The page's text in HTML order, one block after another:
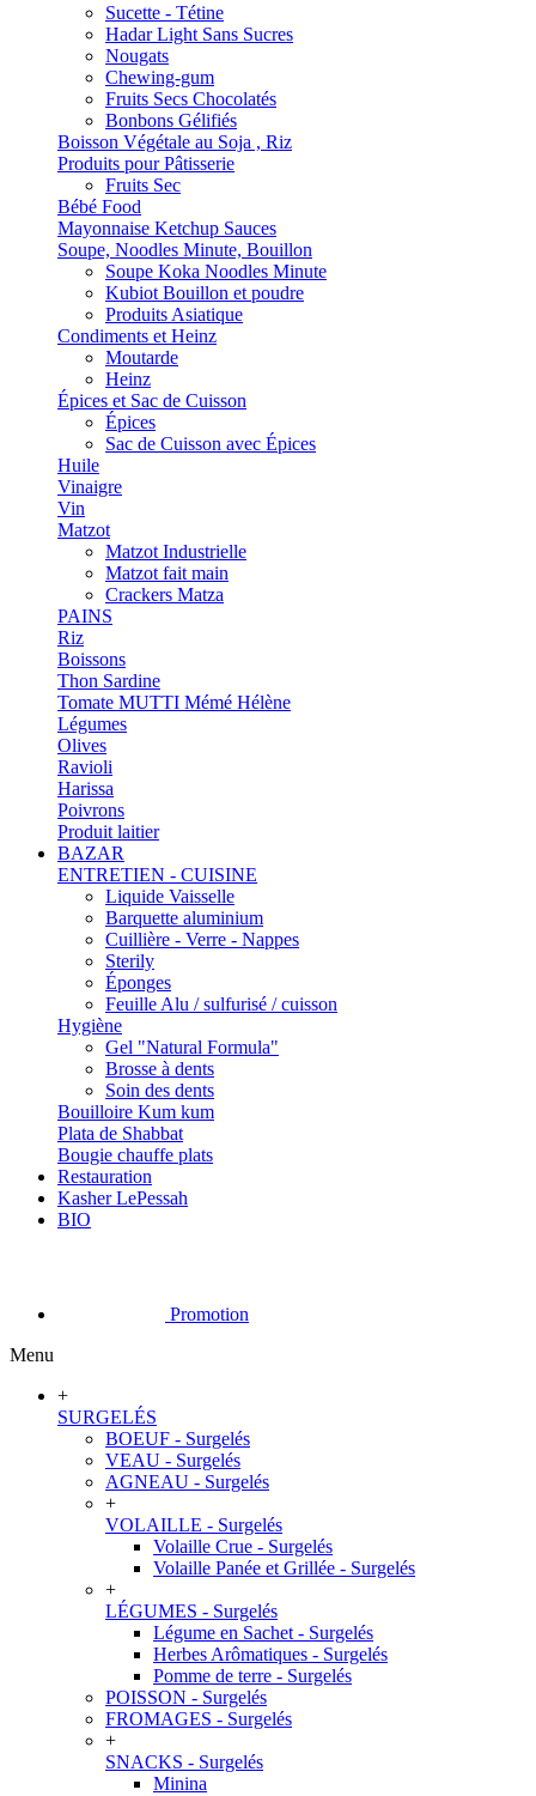
Sucette - Tétine
Hadar Light Sans Sucres
Nougats
Chewing-gum
Fruits Secs Chocolatés
Bonbons Gélifiés
Boisson Végétale au Soja , Riz
Produits pour Pâtisserie
Fruits Sec
Bébé Food
Mayonnaise Ketchup Sauces
Soupe, Noodles Minute, Bouillon
Soupe Koka Noodles Minute
Kubiot Bouillon et poudre
Produits Asiatique
Condiments et Heinz
Moutarde
Heinz
Épices et Sac de Cuisson
Épices
Sac de Cuisson avec Épices
Huile
Vinaigre
Vin
Matzot
Matzot Industrielle
Matzot fait main
Crackers Matza
PAINS
Riz
Boissons
Thon Sardine
Tomate MUTTI Mémé Hélène
Légumes
Olives
Ravioli
Harissa
Poivrons
Produit laitier
BAZAR
ENTRETIEN - CUISINE
Liquide Vaisselle
Barquette aluminium
Cuillière - Verre - Nappes
Sterily
Éponges
Feuille Alu / sulfurisé / cuisson
Hygiène
Gel "Natural Formula"
Brosse à dents
Soin des dents
Bouilloire Kum kum
Plata de Shabbat
Bougie chauffe plats
Restauration
Kasher LePessah
BIO
Promotion
Menu
+
SURGELÉS
BOEUF - Surgelés
VEAU - Surgelés
AGNEAU - Surgelés
+
VOLAILLE - Surgelés
Volaille Crue - Surgelés
Volaille Panée et Grillée - Surgelés
+
LÉGUMES - Surgelés
Légume en Sachet - Surgelés
Herbes Arômatiques - Surgelés
Pomme de terre - Surgelés
POISSON - Surgelés
FROMAGES - Surgelés
+
SNACKS - Surgelés
Minina